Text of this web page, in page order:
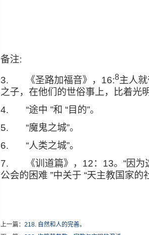
备注:
3. 《圣路加福音》，16:8主人
之子，在他们的世俗事上，比着光
4. “途中 ”和 “目的”。
5. “魔鬼之城”。
6. “人类之城”。
7.
《训道篇》，12：13。“因
公会的困难 ”中关于 “天主教国家的
上一篇： 218. 自然和人的完善。